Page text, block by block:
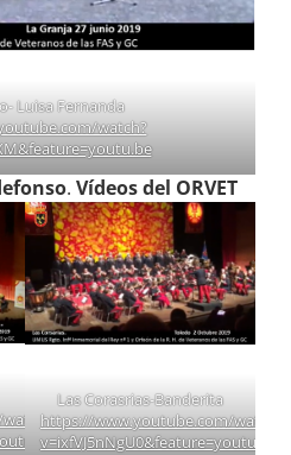
Luisa Fernanda
watch?
. Vídeos del ORVET
Las Corasrias-Banderita
https://www.youtube.com/watch?
v=ixfVJ5nNgU0&feature=youtu.be